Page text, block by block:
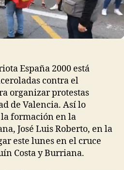
España 2000 está
contra el
organizar protestas
de Valencia. Así lo
formación en la
José Luis Roberto, en la
este lunes en el cruce
Costa y Burriana.